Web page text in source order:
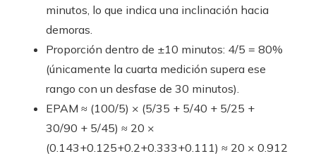
minutos, lo que indica una inclinación hacia
demoras.
Proporción dentro de ±10 minutos: 4/5 = 80%
(únicamente la cuarta medición supera ese
rango con un desfase de 30 minutos).
EPAM ≈ (100/5) × (5/35 + 5/40 + 5/25 +
30/90 + 5/45) ≈ 20 ×
(0.143+0.125+0.2+0.333+0.111) ≈ 20 × 0.912